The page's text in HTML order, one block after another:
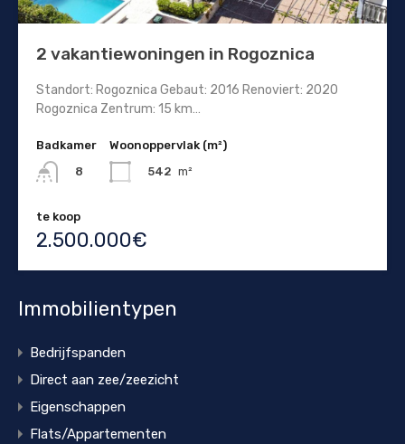
2 vakantiewoningen in Rogoznica
Standort: Rogoznica Gebaut: 2016 Renoviert: 2020
Rogoznica Zentrum: 15 km…
Badkamer
8
Woonoppervlak (m²)
542 m²
te koop
2.500.000€
Immobilientypen
Bedrijfspanden
Direct aan zee/zeezicht
Eigenschappen
Flats/Appartementen